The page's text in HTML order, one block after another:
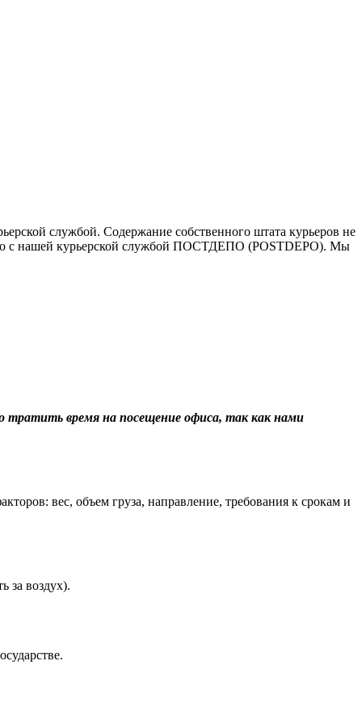
службой. Содержание собственного штата курьеров не
с нашей курьерской службой ПОСТДЕПО (POSTDEPO). Мы
время на посещение офиса, так как нами
вес, объем груза, направление, требования к срокам и
за воздух).